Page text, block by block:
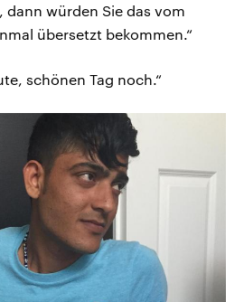
würden Sie das vom
übersetzt bekommen.“
schönen Tag noch.“